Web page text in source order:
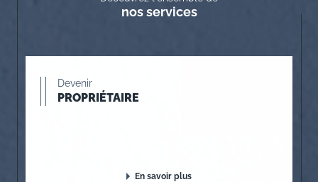
nos services
Devenir
PROPRIÉTAIRE
En savoir plus